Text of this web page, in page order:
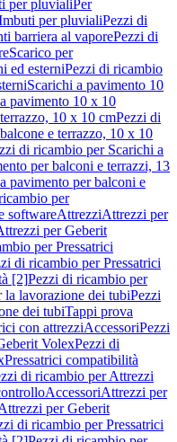
per pluvialiPer
per pluvialiPezzi di
barriera al vaporePezzi di
Scarico per
ed esterniPezzi di ricambio
Scarichi a pavimento 10
pavimento 10 x 10
10 x 10 cmPezzi di
e terrazzo, 10 x 10
di ricambio per Scarichi a
per balconi e terrazzi, 13
pavimento per balconi e
per
softwareAttrezziAttrezzi per
per Geberit
per Pressatrici
di ricambio per Pressatrici
[2]Pezzi di ricambio per
la lavorazione dei tubiPezzi
dei tubiTappi prova
con attrezziAccessoriPezzi
VolexPezzi di
Pressatrici compatibilità
di ricambio per Attrezzi
AccessoriAttrezzi per
per Geberit
di ricambio per Pressatrici